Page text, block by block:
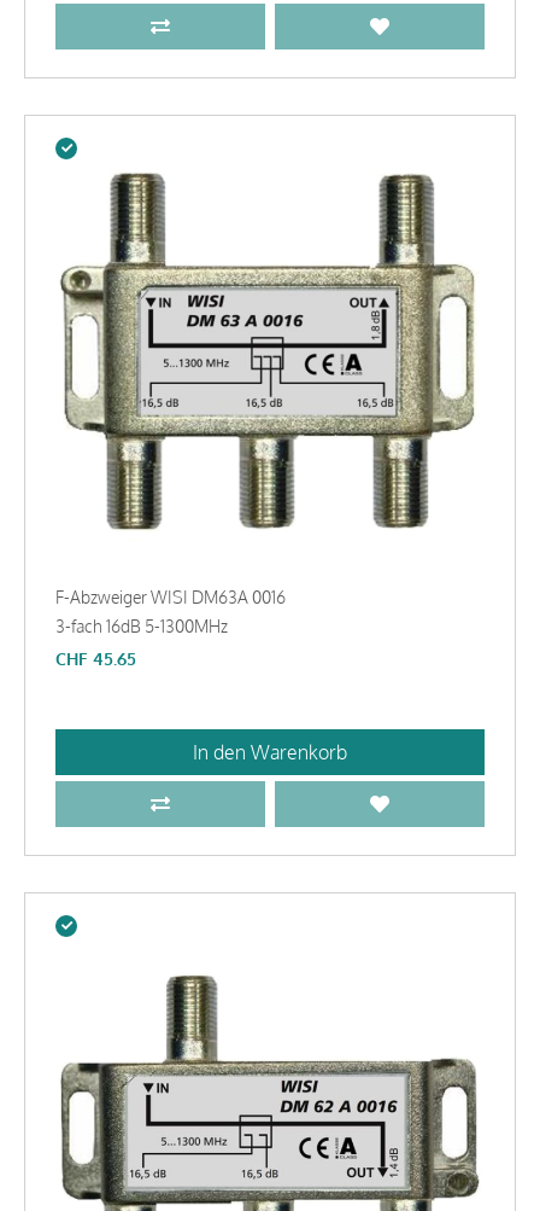
F-Abzweiger WISI DM63A 0016
3-fach 16dB 5-1300MHz
CHF 45.65
In den Warenkorb